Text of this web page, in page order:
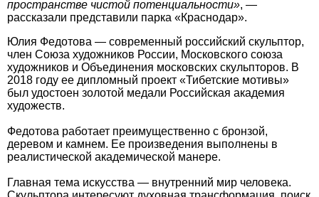
пространстве чистой потенциальности», —
рассказали представили парка «Краснодар».
Юлия Федотова — современный российский скульптор,
член Союза художников России, Московского союза
художников и Объединения московских скульпторов. В
2018 году ее дипломный проект «Тибетские мотивы»
был удостоен золотой медали Российская академия
художеств.
Федотова работает преимущественно с бронзой,
деревом и камнем. Ее произведения выполнены в
реалистической академической манере.
Главная тема искусства — внутренний мир человека.